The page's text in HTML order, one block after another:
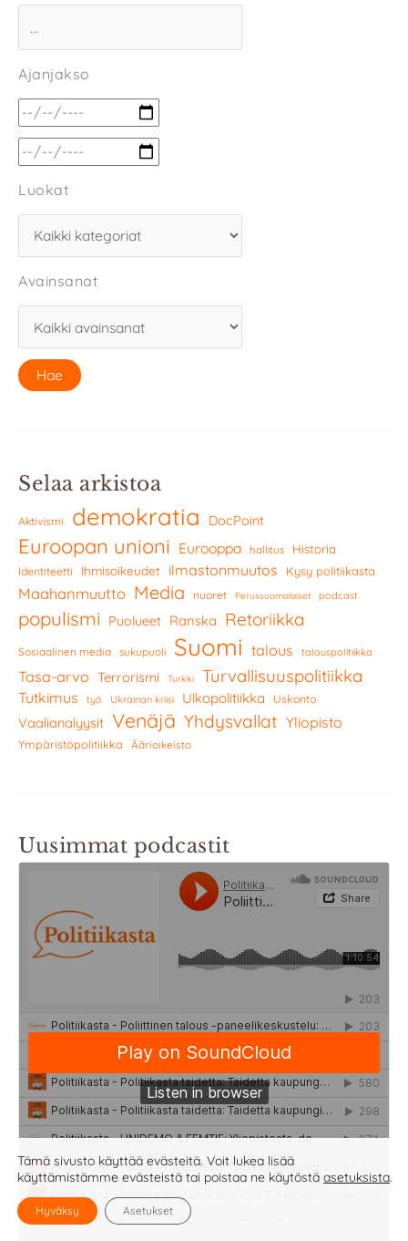
Ajanjakso
Luokat
Avainsanat
Selaa arkistoa
Aktivismi demokratia DocPoint
Euroopan unioni Eurooppa hallitus Historia
Identiteetti Ihmisoikeudet ilmastonmuutos Kysy politiikasta
Maahanmuutto Media nuoret Perussuomalaiset podcast
populismi Puolueet Ranska Retoriikka
Sosiaalinen media sukupuoli Suomi talous talouspolitiikka
Tasa-arvo Terrorismi Turkki Turvallisuuspolitiikka
Tutkimus työ Ukrainan kriisi Ulkopolitiikka Uskonto
Vaalianalyysit Venäjä Yhdysvallat Yliopisto
Ympäristöpolitiikka Äärioikeisto
Uusimmat podcastit
Tämä sivusto käyttää evästeitä. Voit lukea lisää
käyttämistämme evästeistä tai poistaa ne käytöstä asetuksista.
Hyväksy Asetukset